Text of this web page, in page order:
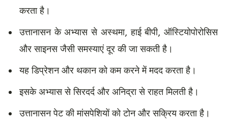
करता है।
उत्तानासन के अभ्यास से अस्थमा, हाई बीपी, ऑस्टियोपोरोसिस
और साइनस जैसी समस्याएं दूर की जा सकती है।
यह डिप्रेशन और थकान को कम करने में मदद करता है।
इसके अभ्यास से सिरदर्द और अनिद्रा से राहत मिलती है।
उत्तानासन पेट की मांसपेशियों को टोन और सक्रिय करता है।